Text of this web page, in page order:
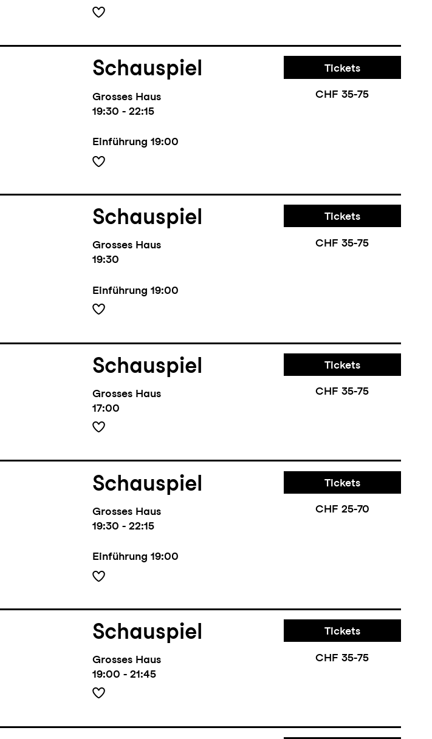
Schauspiel
Grosses Haus
19:30 - 22:15
Einführung 19:00
Tickets
CHF 35-75
Schauspiel
Grosses Haus
19:30
Einführung 19:00
Tickets
CHF 35-75
Schauspiel
Grosses Haus
17:00
Tickets
CHF 35-75
Schauspiel
Grosses Haus
19:30 - 22:15
Einführung 19:00
Tickets
CHF 25-70
Schauspiel
Grosses Haus
19:00 - 21:45
Tickets
CHF 35-75